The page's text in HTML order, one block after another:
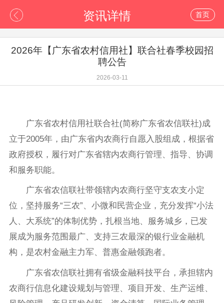
资讯详情 首页
2026年【广东省农村信用社】联合社春季校园招
聘公告
2026-03-11
广东省农村信用社联合社(简称广东省农信联社)成
立于2005年，由广东省内农商行自愿入股组成，根据省
政府授权，履行对广东省辖内农商行管理、指导、协调
和服务职能。
广东省农信联社带领辖内农商行坚守支农支小定
位，坚持服务“三农”、小微和民营企业，充分发挥“小法
人、大系统”的体制优势，扎根当地、服务城乡，已发
展成为服务范围最广、支持三农最深的银行业金融机
构，是农村金融主力军、普惠金融领跑者。
广东省农信联社拥有省级金融科技平台，承担辖内
农商行信息化建设规划与管理、项目开发、生产运维、